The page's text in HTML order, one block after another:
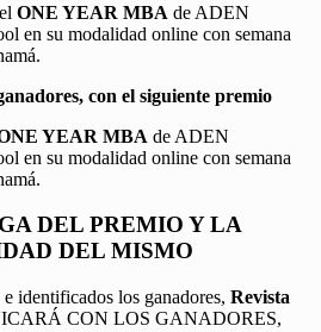
ONE YEAR MBA de ADEN
en su modalidad online con semana
con el siguiente premio
YEAR MBA de ADEN
en su modalidad online con semana
DEL PREMIO Y LA
DEL MISMO
identificados los ganadores, Revista
CON LOS GANADORES,